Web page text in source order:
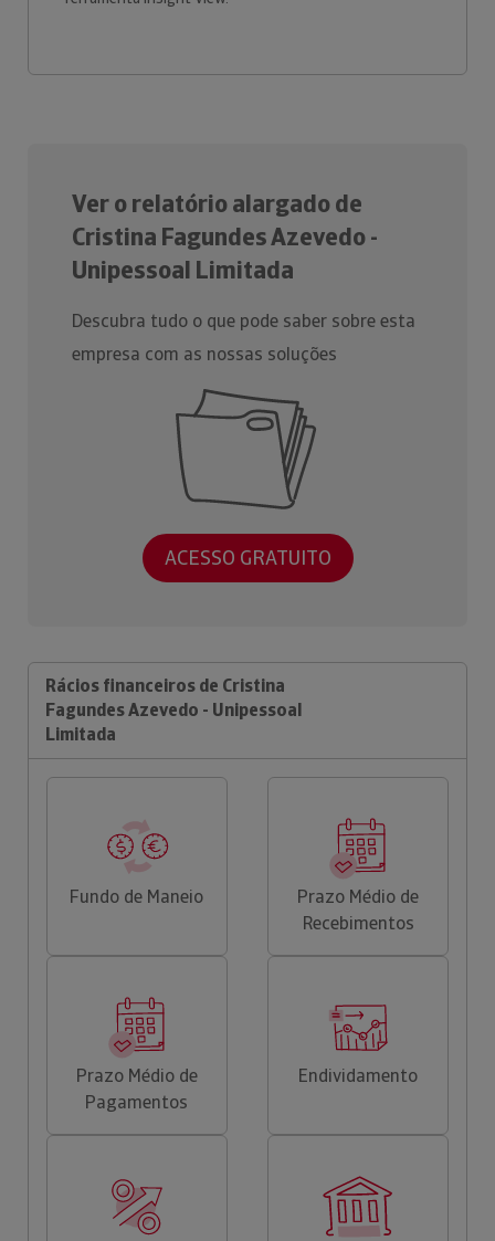
Ver o relatório alargado de
Cristina Fagundes Azevedo -
Unipessoal Limitada
Descubra tudo o que pode saber sobre esta
empresa com as nossas soluções
ACESSO GRATUITO
Rácios financeiros de Cristina
Fagundes Azevedo - Unipessoal
Limitada
Fundo de Maneio
Prazo Médio de
Recebimentos
Prazo Médio de
Pagamentos
Endividamento